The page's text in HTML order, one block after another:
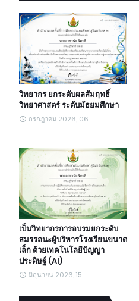
วิทยากร ยกระดับผลสัมฤทธิ์
วิทยาศาสตร์ ระดับมัธยมศึกษา
กรกฎาคม 2026, 06
เป็นวิทยากรการอบรมยกระดับ
สมรรถนะผู้บริหารโรงเรียนขนาด
เล็ก ด้วยเทคโนโลยีปัญญา
ประดิษฐ์ (AI)
มิถุนายน 2026, 15